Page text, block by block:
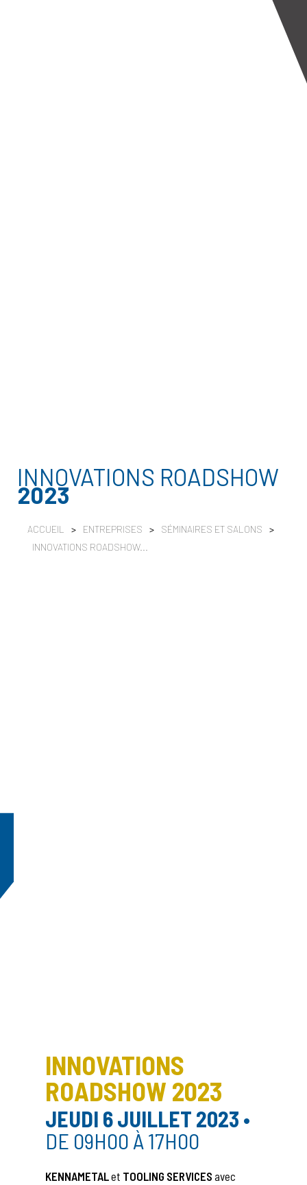
INNOVATIONS ROADSHOW
2023
ACCUEIL > ENTREPRISES > SÉMINAIRES ET SALONS
>
INNOVATIONS ROADSHOW...